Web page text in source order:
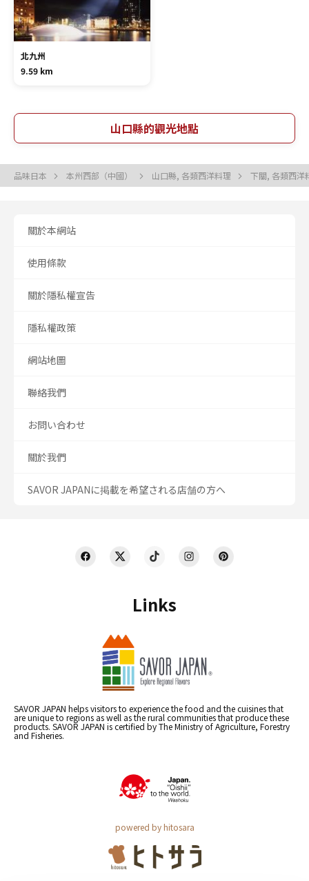
北九州
9.59 km
山口縣的觀光地點
品味日本 本州西部（中國） 山口縣, 各類西洋料理 下關, 各類西洋
Links
SAVOR JAPAN helps visitors to experience the food and the cuisines that
are unique to regions as well as the rural communities that produce these
products. SAVOR JAPAN is certified by The Ministry of Agriculture, Forestry
and Fisheries.
powered by hitosara
關於本網站
使用條款
關於隱私權宣告
隱私權政策
網站地圖
聯絡我們
お問い合わせ
關於我們
SAVOR JAPANに掲載を希望される店舗の方へ